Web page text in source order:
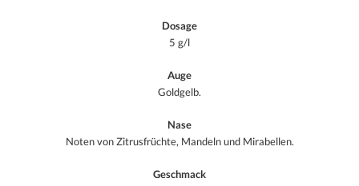
Dosage
5 g/l
Auge
Goldgelb.
Nase
Noten von Zitrusfrüchte, Mandeln und Mirabellen.
Geschmack